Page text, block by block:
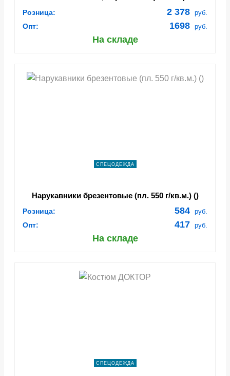
Розница: 2 378 руб.
Опт: 1698 руб.
На складе
СПЕЦОДЕЖДА
Нарукавники брезентовые (пл. 550 г/кв.м.) ()
Розница: 584 руб.
Опт: 417 руб.
На складе
СПЕЦОДЕЖДА